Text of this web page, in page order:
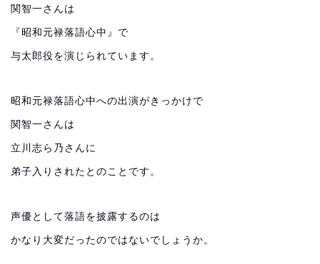
関智一さんは
『昭和元禄落語心中』で
与太郎役を演じられています。
昭和元禄落語心中への出演がきっかけで
関智一さんは
立川志ら乃さんに
弟子入りされたとのことです。
声優として落語を披露するのは
かなり大変だったのではないでしょうか。